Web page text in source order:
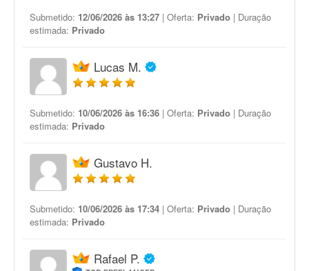
Submetido: 12/06/2026 às 13:27 | Oferta: Privado | Duração
estimada: Privado
Lucas M.
Submetido: 10/06/2026 às 16:36 | Oferta: Privado | Duração
estimada: Privado
Gustavo H.
Submetido: 10/06/2026 às 17:34 | Oferta: Privado | Duração
estimada: Privado
Rafael P.